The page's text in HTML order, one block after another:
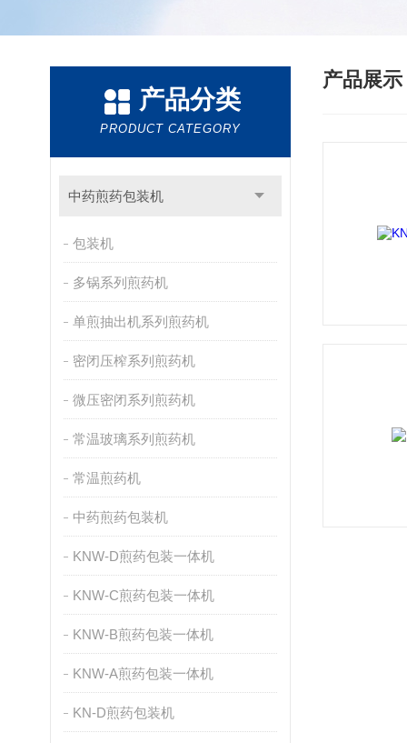
产品分类
PRODUCT CATEGORY
中药煎药包装机
包装机
多锅系列煎药机
单煎抽出机系列煎药机
密闭压榨系列煎药机
微压密闭系列煎药机
常温玻璃系列煎药机
常温煎药机
中药煎药包装机
KNW-D煎药包装一体机
KNW-C煎药包装一体机
KNW-B煎药包装一体机
KNW-A煎药包装一体机
KN-D煎药包装机
产品展示